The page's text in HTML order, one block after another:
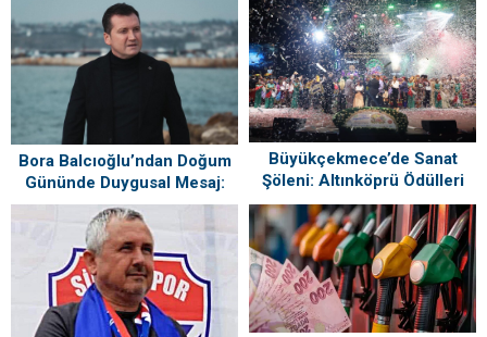
Bora Balcıoğlu’ndan Doğum
Gününde Duygusal Mesaj:
“Silivri’mi Çok Özlüyorum”
Büyükçekmece’de Sanat
Şöleni: Altınköprü Ödülleri
Sahiplerini Buldu!